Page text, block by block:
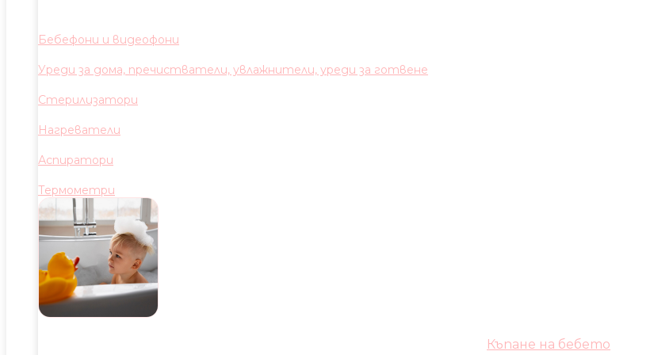
Бебефони и видеофони
Уреди за дома, пречистватели, увлажнители, уреди за готвене
Стерилизатори
Нагреватели
Аспиратори
Термометри
Къпане на бебето